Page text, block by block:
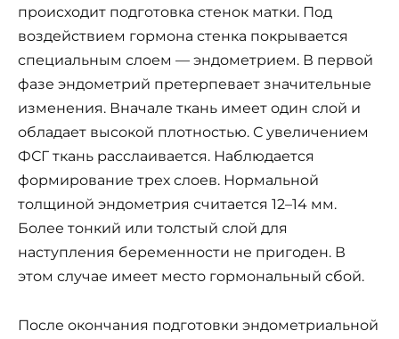
происходит подготовка стенок матки. Под
воздействием гормона стенка покрывается
специальным слоем — эндометрием. В первой
фазе эндометрий претерпевает значительные
изменения. Вначале ткань имеет один слой и
обладает высокой плотностью. С увеличением
ФСГ ткань расслаивается. Наблюдается
формирование трех слоев. Нормальной
толщиной эндометрия считается 12–14 мм.
Более тонкий или толстый слой для
наступления беременности не пригоден. В
этом случае имеет место гормональный сбой.
После окончания подготовки эндометриальной